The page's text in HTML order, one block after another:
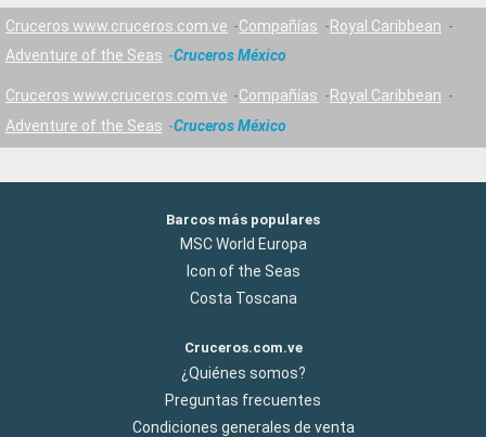
Cruceros www.cruceros.com.ve Compañías
Royal Caribbean
Adventure of the Seas
Cruceros México
Cruceros www.cruceros.com.ve Compañías
Royal Caribbean
Adventure of the Seas
Cruceros México
Barcos más populares
MSC World Europa
Icon of the Seas
Costa Toscana
Cruceros.com.ve
¿Quiénes somos?
Preguntas frecuentes
Condiciones generales de venta